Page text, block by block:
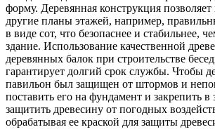
форму. Деревянная конструкция позволяет
другие планы этажей, например,
в виде сот, что безопаснее и стабильнее,
здание. Использование качественной
деревянных балок при строительстве
гарантирует долгий срок службы. Чтобы
павильон был защищен от штормов и
поставить его на фундамент и закрепить
защитить древесину от погодных
обрабатывая ее краской для защиты